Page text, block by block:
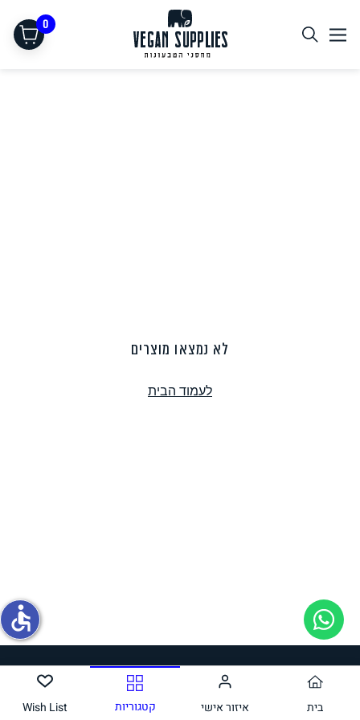
0
תחליפי ביצה
לא נמצאו מוצרים
לעמוד הבית
גבינות טבעוניות
בית איזור אישי קטגוריות Wish List
accessible